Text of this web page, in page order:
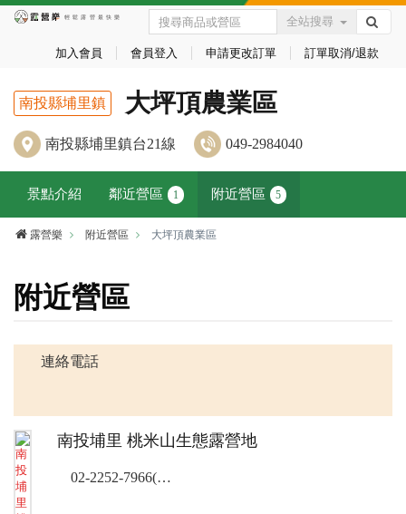
全站搜尋
加入會員 會員登入 申請更改訂單 訂單取消/退款
南投縣埔里鎮 大坪頂農業區
南投縣埔里鎮台21線 049-2984040
景點介紹 鄰近營區 1 附近營區 5
露營樂 附近營區 大坪頂農業區
附近營區
連絡電話
南投埔里 桃米山生態露營地
02-2252-7966(露營樂訂位專線)